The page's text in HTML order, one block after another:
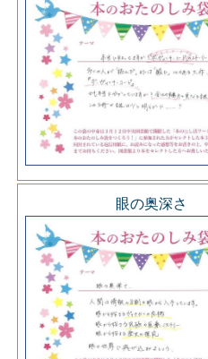
眼の奥深さ